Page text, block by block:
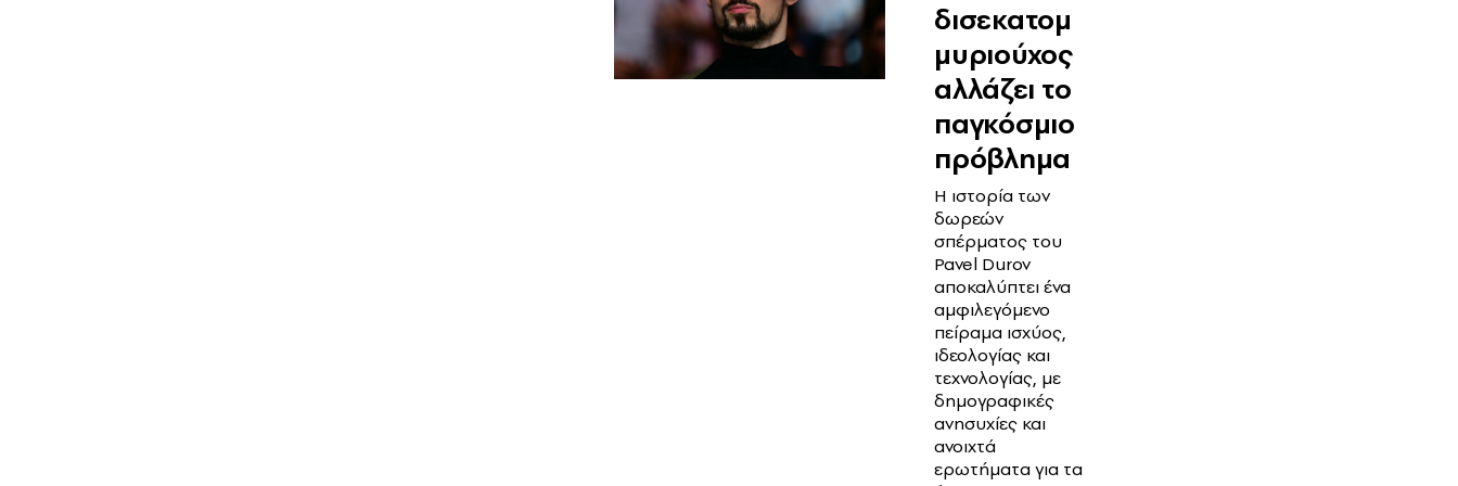
δισεκατομ
μυριούχος
αλλάζει το
παγκόσμιο
πρόβλημα
Η ιστορία των
δωρεών
σπέρματος του
Pavel Durov
αποκαλύπτει ένα
αμφιλεγόμενο
πείραμα ισχύος,
ιδεολογίας και
τεχνολογίας, με
δημογραφικές
ανησυχίες και
ανοιχτά
ερωτήματα για τα